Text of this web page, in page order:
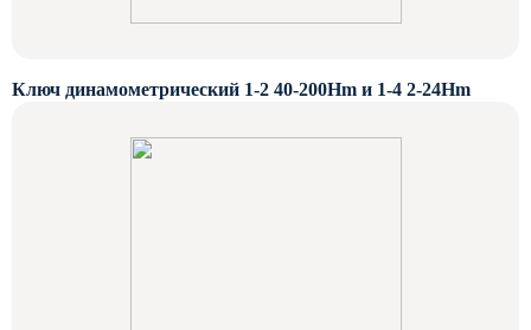
Ключ динамометрический 1-2 40-200Нm и 1-4 2-24Hm